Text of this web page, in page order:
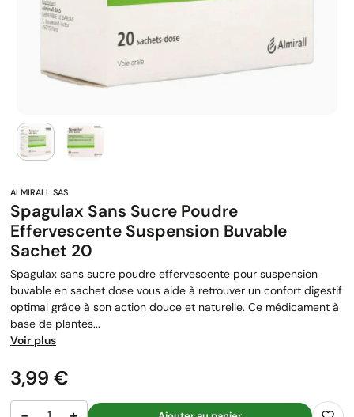
Spagulax Sans Sucre Poudre
Effervescente Suspension Buvable
Sachet 20
Spagulax sans sucre poudre effervescente pour suspension
buvable en sachet dose vous aide à retrouver un confort digestif
optimal grâce à son action douce et naturelle. Ce médicament à
base de plantes...
Voir plus
Prix
3,99 €